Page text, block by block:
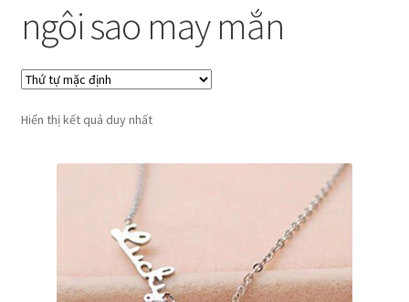
ngôi sao may mắn
Hiển thị kết quả duy nhất